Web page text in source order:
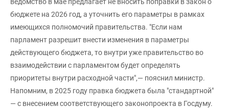
бюджете на 2026 год, а уточнить его параметры в рамках
имеющихся полномочий правительства. "Если нам
парламент разрешит внести изменения в параметры
действующего бюджета, то внутри уже правительство во
взаимодействии с парламентом будет определять
приоритеты внутри расходной части",— пояснил министр.
Напомним, в 2025 году правка бюджета была "стандартной"
— с внесением соответствующего законопроекта в Госдуму.